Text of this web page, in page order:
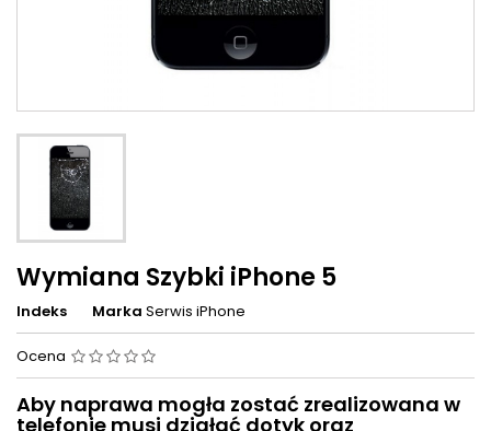
Wymiana Szybki iPhone 5
Indeks Marka Serwis iPhone
Ocena
Aby naprawa mogła zostać zrealizowana w
telefonie musi działać dotyk oraz